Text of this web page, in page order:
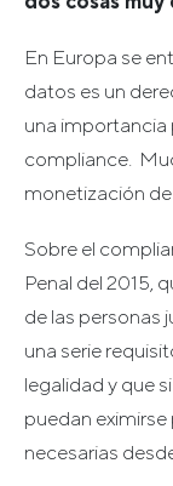
En Europa se
datos es un
una importancia
compliance.
monetización
Sobre el
Penal del 2015,
de las personas
una serie
legalidad y que
puedan
necesarias